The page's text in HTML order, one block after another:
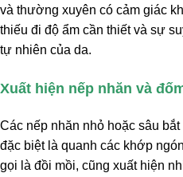
và thường xuyên có cảm giác
thiếu đi độ ẩm cần thiết và sự
tự nhiên của da.
Xuất hiện nếp nhăn và
Các nếp nhăn nhỏ hoặc sâu
đặc biệt là quanh các khớp
gọi là đồi mồi, cũng xuất hiện